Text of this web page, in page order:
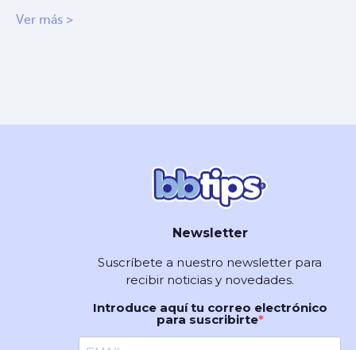
Ver más >
Newsletter
Suscríbete a nuestro newsletter para
recibir noticias y novedades.
Introduce aquí tu correo electrónico
para suscribirte